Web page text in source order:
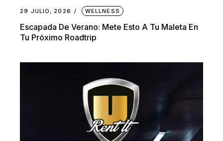
29 JULIO, 2026 WELLNESS
Escapada De Verano: Mete Esto A Tu Maleta En
Tu Próximo Roadtrip